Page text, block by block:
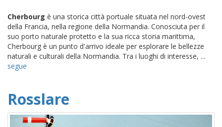
Cherbourg è una storica città portuale situata nel nord-ovest
della Francia, nella regione della Normandia. Conosciuta per il
suo porto naturale protetto e la sua ricca storia marittima,
Cherbourg è un punto d'arrivo ideale per esplorare le bellezze
naturali e culturali della Normandia. Tra i luoghi di interesse, ...
segue
Rosslare